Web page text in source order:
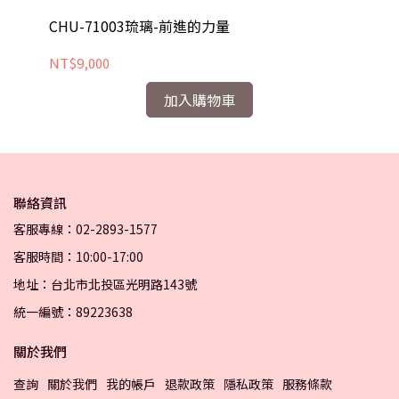
CHU-71003琉璃-前進的力量
NT$9,000
加入購物車
聯絡資訊
客服專線：02-2893-1577
客服時間：10:00-17:00
地址：台北市北投區光明路143號
統一編號：89223638
關於我們
查詢 關於我們 我的帳戶 退款政策 隱私政策 服務條款